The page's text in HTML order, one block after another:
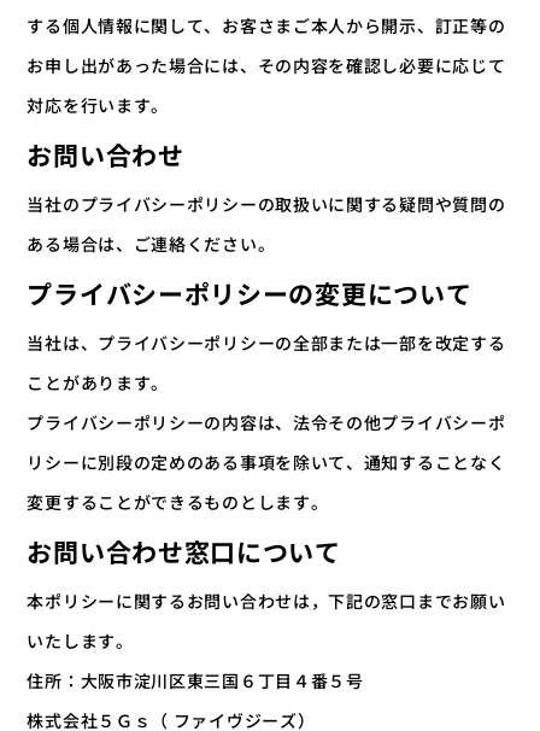
する個人情報に関して、お客さまご本人から開示、訂正等の
お申し出があった場合には、その内容を確認し必要に応じて
対応を行います。
お問い合わせ
当社のプライバシーポリシーの取扱いに関する疑問や質問の
ある場合は、ご連絡ください。
プライバシーポリシーの変更について
当社は、プライバシーポリシーの全部または一部を改定する
ことがあります。
プライバシーポリシーの内容は、法令その他プライバシーポ
リシーに別段の定めのある事項を除いて、通知することなく
変更することができるものとします。
お問い合わせ窓口について
本ポリシーに関するお問い合わせは，下記の窓口までお願い
いたします。
住所：大阪市淀川区東三国６丁目４番５号
株式会社５Ｇｓ（ ファイヴジーズ）